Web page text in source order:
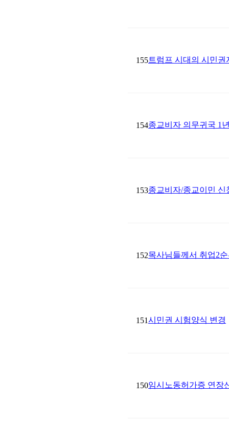
155트럼프 시대의 시민
154종교비자 의무귀국 1
153종교비자/종교이민 신
152목사님들께서 취업2
151시민권 시험양식 변경
150임시노동허가증 연장